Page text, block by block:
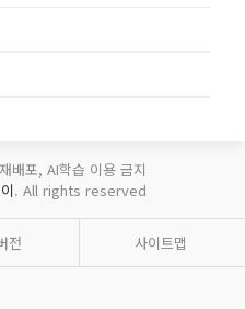
배포, AI학습 이용 금지
. All rights reserved
전 사이트맵